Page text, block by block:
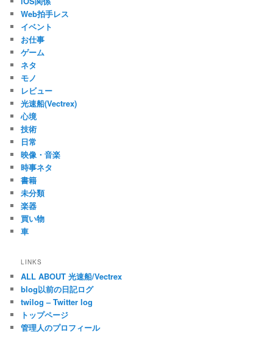
Web拍手レス
イベント
お仕事
ゲーム
ネタ
モノ
レビュー
光速船(Vectrex)
心境
技術
日常
映像・音楽
時事ネタ
書籍
未分類
楽器
買い物
車
LINKS
ALL ABOUT 光速船/Vectrex
blog以前の日記ログ
twilog – Twitter log
トップページ
管理人のプロフィール